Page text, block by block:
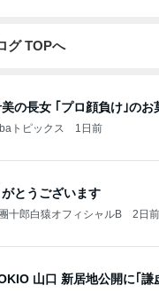
グ TOPへ
の長女 ｢プロ顔負け｣のお
トピックス 1日前
とうございます
十郎白猿オフィシャルB 2日前
山口 新居地公開に｢謙